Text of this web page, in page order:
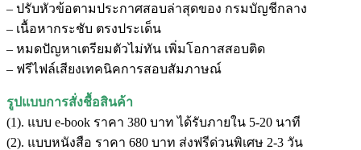
– ปรับหัวข้อตามประกาศสอบล่าสุดของ กรมบัญชีกลาง
– เนื้อหากระชับ ตรงประเด็น
– หมดปัญหาเตรียมตัวไม่ทัน เพิ่มโอกาสสอบติด
– ฟรีไฟล์เสียงเทคนิคการสอบสัมภาษณ์
รูปแบบการสั่งชื้อสินค้า
(1). แบบ e-book ราคา 380 บาท ได้รับภายใน 5-20 นาที
(2). แบบหนังสือ ราคา 680 บาท ส่งฟรีด่วนพิเศษ 2-3 วัน